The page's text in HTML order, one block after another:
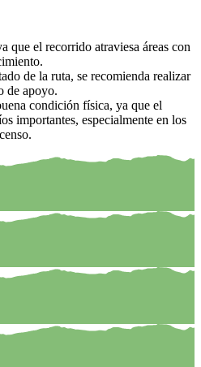
que el recorrido atraviesa áreas con
de la ruta, se recomienda realizar
de apoyo.
condición física, ya que el
importantes, especialmente en los